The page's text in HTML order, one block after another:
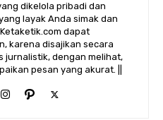
dikelola pribadi dan
layak Anda simak dan
dapat
karena disajikan secara
jurnalistik, dengan melihat,
pesan yang akurat. ||